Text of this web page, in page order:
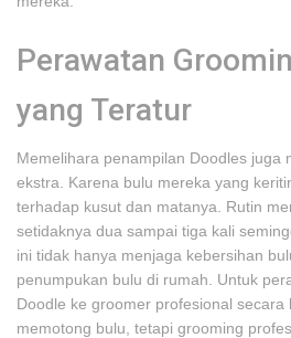
Perawatan
yang Teratur
Memelihara penampilan Doodles juga
ekstra. Karena bulu mereka yang
terhadap kusut dan matanya. Rutin
setidaknya dua sampai tiga kali
ini tidak hanya menjaga kebersihan
penumpukan bulu di rumah. Untuk
Doodle ke groomer profesional secara
memotong bulu, tetapi grooming